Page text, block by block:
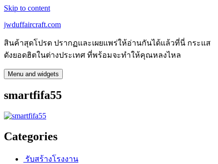
Skip to content
jwduffaircraft.com
สินค้าสุดโปรด ปรากฏและเผยแพร่ให้อ่านกันได้แล้วที่นี่ กระแส
ดังยอดฮิตในต่างประเทศ ที่พร้อมจะทำให้คุณหลงไหล
Menu and widgets
smartfifa55
Categories
รับสร้างโรงงาน